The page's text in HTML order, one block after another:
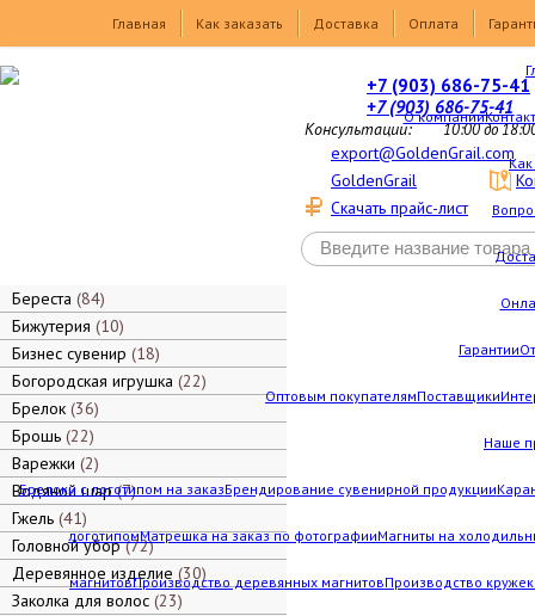
Главная
Как заказать Доставка Оплата
О компании
Как
Гарантии
Оптовым покупателямПоставщики
Наше
Брелоки с логотипом на заказБрендирование сувенирной продукции
логотипомМатрешка на заказ по фотографииМагниты на
магнитовПроизводство деревянных магнитовПроизводство
+7 (903) 686-75-41
+7 (903) 686-75-41
Консультации: 10:00 до
export@GoldenGrail.com
GoldenGrail
Скачать прайс-лист
Береста 84
Бижутерия 10
Бизнес сувенир 18
Богородская игрушка 22
Брелок 36
Брошь 22
Варежки 2
Водяной шар 7
Гжель 41
Головной убор 72
Деревянное изделие 30
Заколка для волос 23